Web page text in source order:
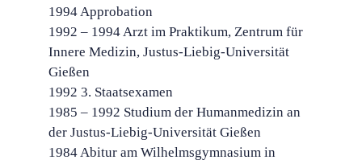
1994 Approbation
1992 – 1994 Arzt im Praktikum, Zentrum für
Innere Medizin, Justus-Liebig-Universität
Gießen
1992 3. Staatsexamen
1985 – 1992 Studium der Humanmedizin an
der Justus-Liebig-Universität Gießen
1984 Abitur am Wilhelmsgymnasium in